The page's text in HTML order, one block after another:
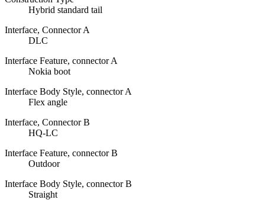
Hybrid standard tail
Interface, Connector A
DLC
Interface Feature, connector A
Nokia boot
Interface Body Style, connector A
Flex angle
Interface, Connector B
HQ-LC
Interface Feature, connector B
Outdoor
Interface Body Style, connector B
Straight